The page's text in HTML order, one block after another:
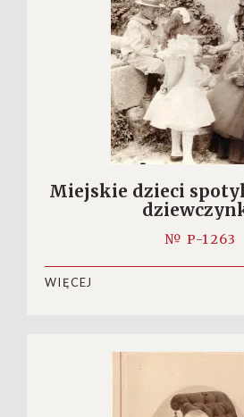
Miejskie dzieci
№ P-1263
WIĘCEJ